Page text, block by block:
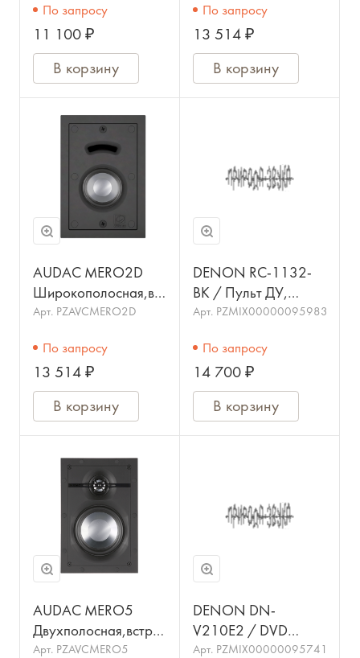
WMA, PCM,
балансные
аналоговые выходы,
19", 1U/
По запросу
11 100 ₽
В корзину
корпусом, класса Hi-
End. НЧ:
По запросу
13 514 ₽
В корзину
AUDAC MERO2D
Широкополосная,встраиваемая
акустическая
корпусом, класса Hi-
End. НЧ:
Арт. PZAVCMERO2D
По запросу
13 514 ₽
В корзину
DENON RC-1132-
BK / Пульт ДУ,
черный / DENON
Арт. PZMIX00000095983
По запросу
14 700 ₽
В корзину
AUDAC MERO5
Двухполосная,встраиваемая
акустическая
Арт. PZAVCMERO5
DENON DN-
V210E2 / DVD
проигрыватель,
Арт. PZMIX00000095741